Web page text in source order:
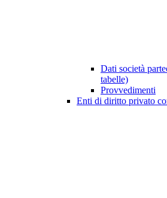
Dati società
tabelle)
Provvedimenti
Enti di diritto privato